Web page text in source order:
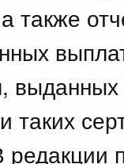
также
выданных
таких